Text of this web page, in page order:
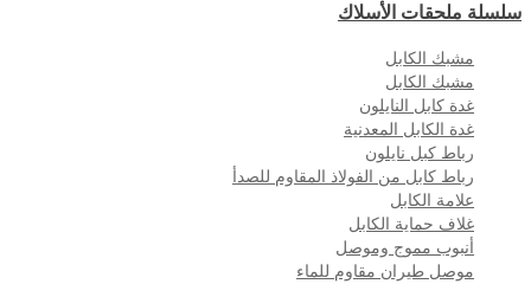
سلسلة ملحقات الأسلاك
مشبك الكابل
مشبك الكابل
غدة كابل النايلون
غدة الكابل المعدنية
رباط كبل نايلون
رباط كابل من الفولاذ المقاوم للصدأ
علامة الكابل
غلاف حماية الكابل
أنبوب مموج وموصل
موصل طيران مقاوم للماء